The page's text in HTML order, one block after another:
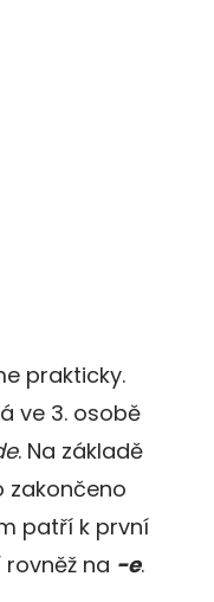
prakticky.
ve 3. osobě
. Na základě
zakončeno
patří k první
na -e.